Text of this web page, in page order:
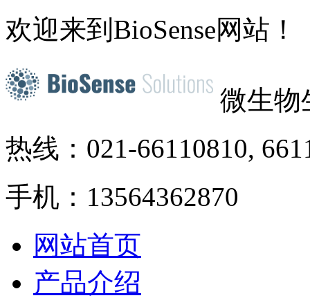
欢迎来到BioSense网站！
微生物
热线：021-66110810,
手机：13564362870
网站首页
产品介绍